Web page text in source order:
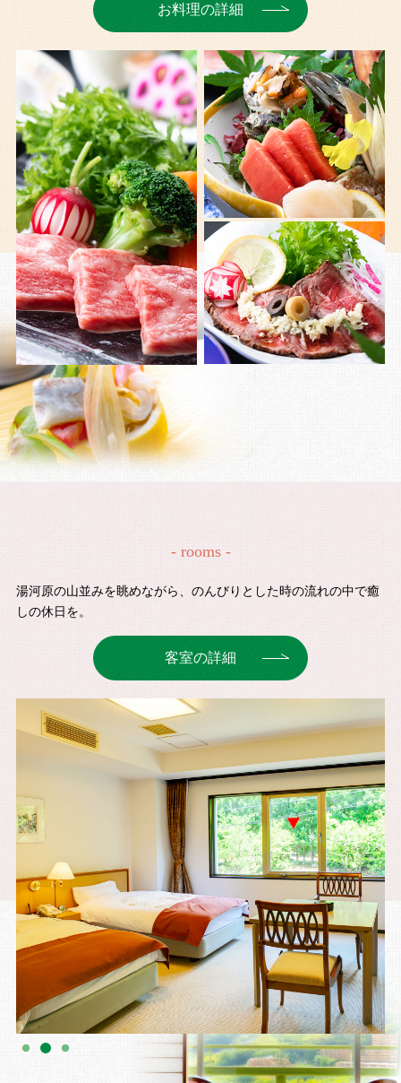
お料理の詳細
- rooms -
湯河原の山並みを眺めながら、のんびりとした時の流れの中で癒
しの休日を。
客室の詳細